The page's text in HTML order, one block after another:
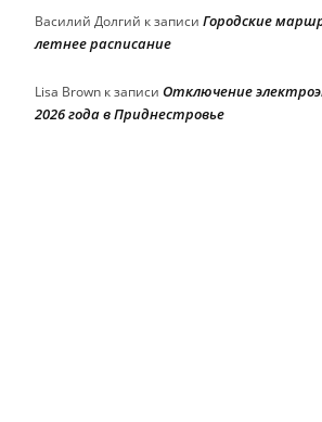
Василий Долгий к записи Городские
летнее расписание
Lisa Brown к записи Отключение
2026 года в Приднестровье